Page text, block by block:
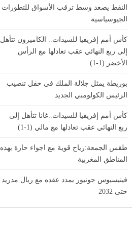
النفط يصعد وسط ترقب الأسواق للتطورات
الجيوسياسية
كأس أمم إفريقيا للسيدات.. الكاميرون تتأهل
إلى ربع النهائي عقب تعادلها مع الرأس
الأخضر (1-1)
بوريطة يمثل جلالة الملك في حفل تنصيب
الرئيس الكولومبي الجديد
كأس أمم إفريقيا للسيدات..غانا تتأهل إلى
ربع النهائي عقب تعادلها مع مالي (1-1)
طقس الجمعة:رياح قوية مع اجواء حارة بهذه
المناطق المغربية
فينيسيوس جونيور يمدد عقده مع ريال مدريد
حتى 2032